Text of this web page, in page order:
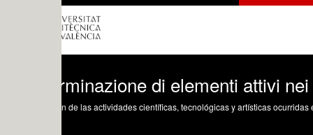
di elementi attivi nei suoli
de las actividades científicas, tecnológicas y artísticas ocurridas en los tres